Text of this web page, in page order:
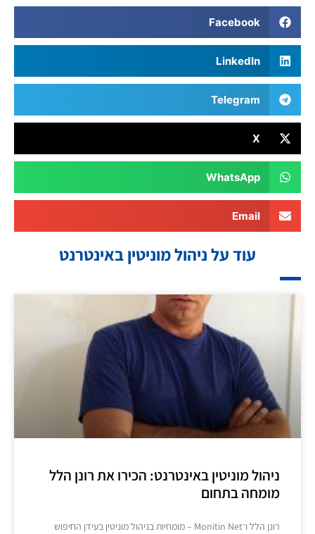
Facebook
LinkedIn
Telegram
X
WhatsApp
Email
עוד על ניהול מוניטין באינטרנט
ניהול מוניטין באינטרנט: הכירו את רונן הלל
מומחה בתחום
רונן הלל ו־Monitin Net – מומחיות בניהול מוניטין בעידן החיפוש